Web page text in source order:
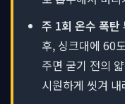
주 1회 온수 폭탄
후, 싱크대에 60
주면 굳기 전의
시원하게 씻겨